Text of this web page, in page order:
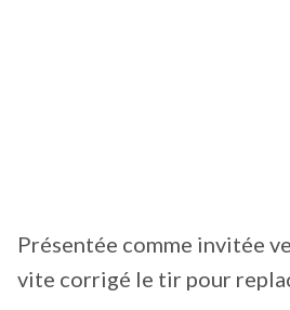
Présentée comme invitée
vite corrigé le tir pour